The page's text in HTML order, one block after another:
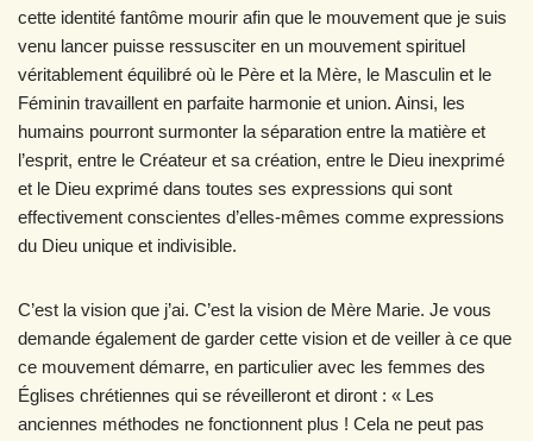
cette identité fantôme mourir afin que le mouvement que je suis
venu lancer puisse ressusciter en un mouvement spirituel
véritablement équilibré où le Père et la Mère, le Masculin et le
Féminin travaillent en parfaite harmonie et union. Ainsi, les
humains pourront surmonter la séparation entre la matière et
l’esprit, entre le Créateur et sa création, entre le Dieu inexprimé
et le Dieu exprimé dans toutes ses expressions qui sont
effectivement conscientes d’elles-mêmes comme expressions
du Dieu unique et indivisible.
C’est la vision que j’ai. C’est la vision de Mère Marie. Je vous
demande également de garder cette vision et de veiller à ce que
ce mouvement démarre, en particulier avec les femmes des
Églises chrétiennes qui se réveilleront et diront : « Les
anciennes méthodes ne fonctionnent plus ! Cela ne peut pas